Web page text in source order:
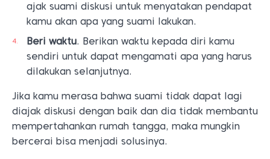
ajak suami diskusi untuk menyatakan pendapat
kamu akan apa yang suami lakukan.
Beri waktu. Berikan waktu kepada diri kamu
sendiri untuk dapat mengamati apa yang harus
dilakukan selanjutnya.
Jika kamu merasa bahwa suami tidak dapat lagi
diajak diskusi dengan baik dan dia tidak membantu
mempertahankan rumah tangga, maka mungkin
bercerai bisa menjadi solusinya.